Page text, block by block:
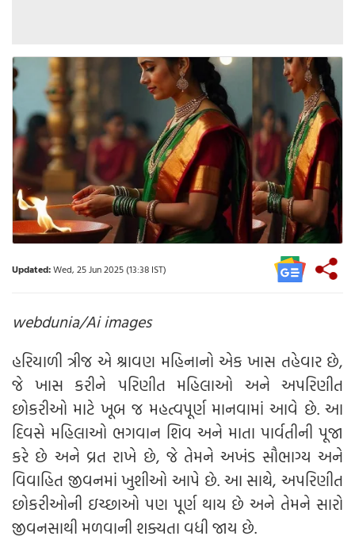
Updated:Wed, 25 Jun 2025 (13:38 IST)
webdunia/Ai images
હરિયાળી ત્રીજ એ શ્રાવણ મહિનાનો એક ખાસ તહેવાર છે,
જે ખાસ કરીને પરિણીત મહિલાઓ અને અપરિણીત
છોકરીઓ માટે ખૂબ જ મહત્વપૂર્ણ માનવામાં આવે છે. આ
દિવસે મહિલાઓ ભગવાન શિવ અને માતા પાર્વતીની પૂજા
કરે છે અને વ્રત રાખે છે, જે તેમને અખંડ સૌભાગ્ય અને
વિવાહિત જીવનમાં ખુશીઓ આપે છે. આ સાથે, અપરિણીત
છોકરીઓની ઇચ્છાઓ પણ પૂર્ણ થાય છે અને તેમને સારો
જીવનસાથી મળવાની શક્યતા વધી જાય છે.